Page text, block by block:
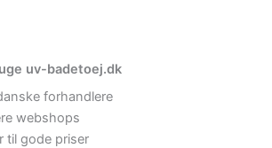
uv-badetoej.dk
forhandlere
webshops
til gode priser